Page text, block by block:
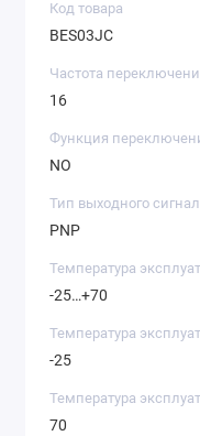
Код товара
BES03JC
Частота
16
Функция
NO
Тип выходного
PNP
Температура
-25…+70
Температура
-25
Температура
70